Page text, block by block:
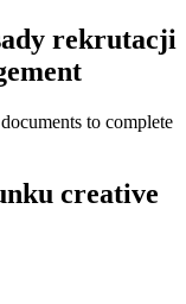
rekrutacji
to complete
creative